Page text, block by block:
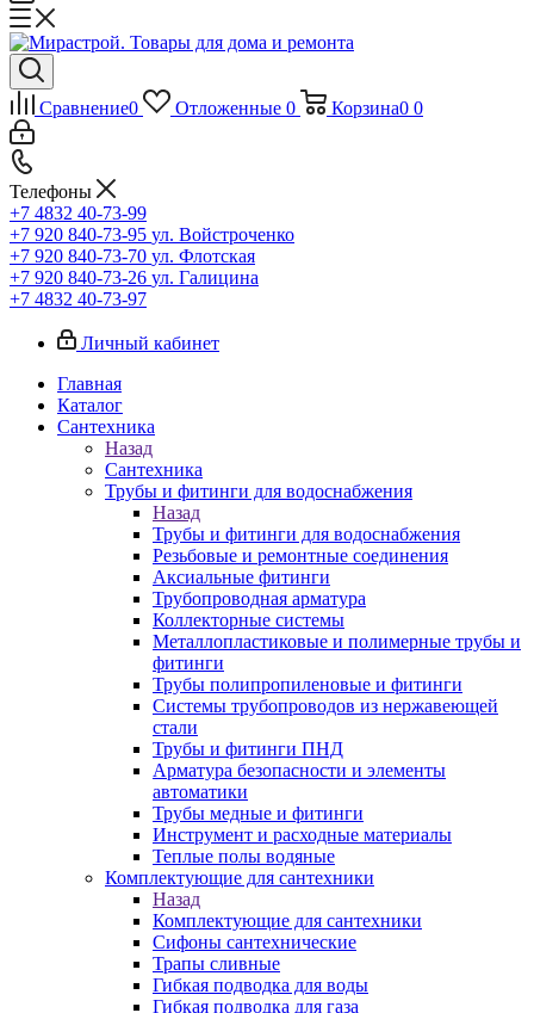
Сравнение0 Отложенные 0 Корзина0 0
Телефоны
+7 4832 40-73-99
+7 920 840-73-95 ул. Войстроченко
+7 920 840-73-70 ул. Флотская
+7 920 840-73-26 ул. Галицина
+7 4832 40-73-97
Личный кабинет
Главная
Каталог
Сантехника
Назад
Сантехника
Трубы и фитинги для водоснабжения
Назад
Трубы и фитинги для водоснабжения
Резьбовые и ремонтные соединения
Аксиальные фитинги
Трубопроводная арматура
Коллекторные системы
Металлопластиковые и полимерные трубы и
фитинги
Трубы полипропиленовые и фитинги
Системы трубопроводов из нержавеющей
стали
Трубы и фитинги ПНД
Арматура безопасности и элементы
автоматики
Трубы медные и фитинги
Инструмент и расходные материалы
Теплые полы водяные
Комплектующие для сантехники
Назад
Комплектующие для сантехники
Сифоны сантехнические
Трапы сливные
Гибкая подводка для воды
Гибкая подводка для газа